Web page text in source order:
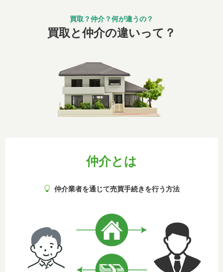
買取と仲介の違いって？
仲介とは
仲介業者を通じて売買手続きを行う方法